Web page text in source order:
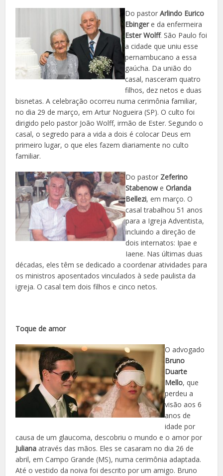
Do pastorArlindo Eurico
Ebingere da enfermeira
Ester Wolff. São Paulo foi
a cidade que uniu esse
pernambucano a essa
gaúcha. Da união do
casal, nasceram quatro
filhos, dez netos e duas
bisnetas. A celebração ocorreu numa cerimônia familiar,
no dia 29 de março, em Artur Nogueira (SP). O culto foi
dirigido pelo pastor João Wolff, irmão de Ester. Segundo o
casal, o segredo para a vida a dois é colocar Deus em
primeiro lugar, o que eles fazem diariamente no culto
familiar.
Do pastor Zeferino
StabenoweOrlanda
Bellezi, em março. O
casal trabalhou 51 anos
para a Igreja Adventista,
incluindo a direção de
dois internatos: Ipae e
Iaene. Nas últimas duas
décadas, eles têm se dedicado a coordenar atividades para
os ministros aposentados vinculados à sede paulista da
igreja. O casal tem dois filhos e cinco netos.
Toque de amor
O advogado
Bruno
Duarte
Mello, que
perdeu a
visão aos 6
anos de
idade por
causa de um glaucoma, descobriu o mundo e o amor por
Juliana através das mãos. Eles se casaram no dia 26 de
abril, em Campo Grande (MS), numa cerimônia adaptada.
Até o vestido da noiva foi descrito por um amigo. Bruno